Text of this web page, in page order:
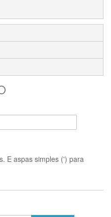
E aspas simples (') para